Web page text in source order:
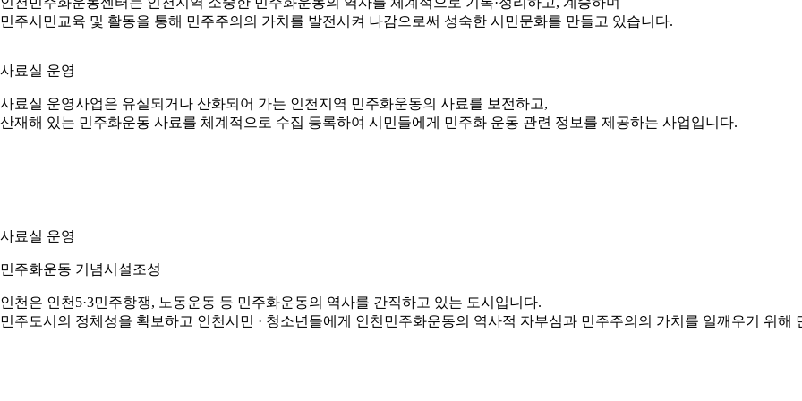
민주시민교육 및 활동을 통해 민주주의의 가치를 발전시켜 나감으로써 성숙한 시민문화를 만들고 있습니다.
사료실 운영
사료실 운영사업은 유실되거나 산화되어 가는 인천지역 민주화운동의 사료를 보전하고,
산재해 있는 민주화운동 사료를 체계적으로 수집 등록하여 시민들에게 민주화 운동 관련 정보를 제공하는 사업입니다.
사료실 운영
민주화운동 기념시설조성
인천은 인천5·3민주항쟁, 노동운동 등 민주화운동의 역사를 간직하고 있는 도시입니다.
민주도시의 정체성을 확보하고 인천시민 · 청소년들에게 인천민주화운동의 역사적 자부심과 민주주의의 가치를 일깨우기 위해